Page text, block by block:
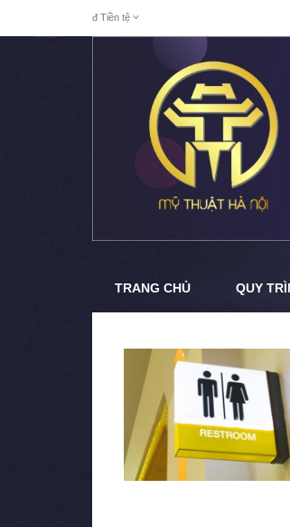
đ Tiền tệ
TRANG CHỦ QUY